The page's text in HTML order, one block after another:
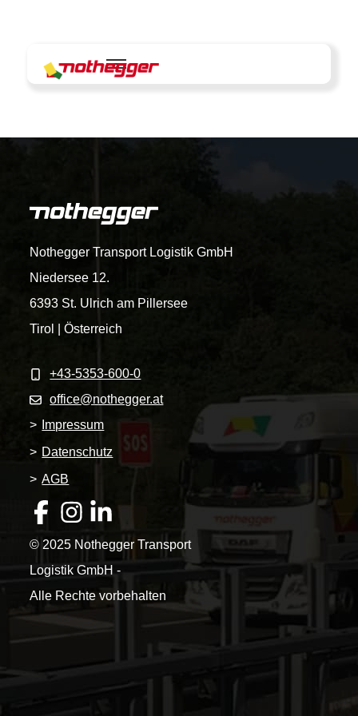
Nothegger Transport Logistik GmbH
Niedersee 12.
6393 St. Ulrich am Pillersee
Tirol | Österreich
+43-5353-600-0
office@nothegger.at
>
Impressum
> Datenschutz
> AGB
© 2025 Nothegger Transport
Logistik GmbH -
Alle Rechte vorbehalten